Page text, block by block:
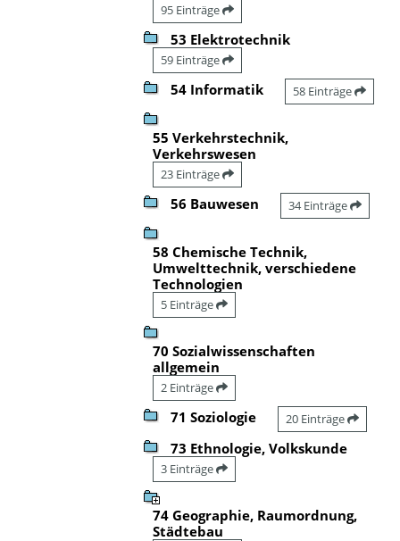
95 Einträge
53 Elektrotechnik
59 Einträge
54 Informatik 58 Einträge
55 Verkehrstechnik,
Verkehrswesen
23 Einträge
56 Bauwesen 34 Einträge
58 Chemische Technik,
Umwelttechnik, verschiedene
Technologien
5 Einträge
70 Sozialwissenschaften
allgemein
2 Einträge
71 Soziologie 20 Einträge
73 Ethnologie, Volkskunde
3 Einträge
74 Geographie, Raumordnung,
Städtebau